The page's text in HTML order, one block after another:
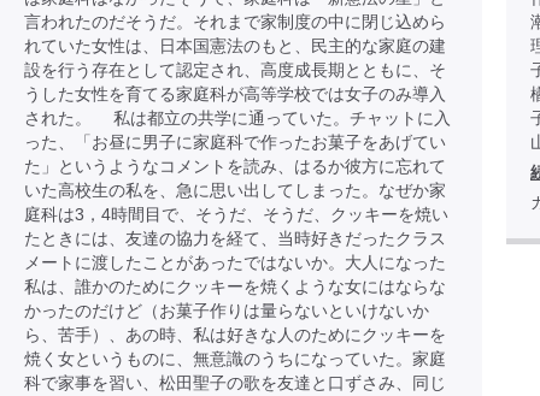
言われたのだそうだ。それまで家制度の中に閉じ込めら
れていた女性は、日本国憲法のもと、民主的な家庭の建
設を行う存在として認定され、高度成長期とともに、そ
うした女性を育てる家庭科が高等学校では女子のみ導入
された。 私は都立の共学に通っていた。チャットに入
った、「お昼に男子に家庭科で作ったお菓子をあげてい
た」というようなコメントを読み、はるか彼方に忘れて
いた高校生の私を、急に思い出してしまった。なぜか家
庭科は3，4時間目で、そうだ、そうだ、クッキーを焼い
たときには、友達の協力を経て、当時好きだったクラス
メートに渡したことがあったではないか。大人になった
私は、誰かのためにクッキーを焼くような女にはならな
かったのだけど（お菓子作りは量らないといけないか
ら、苦手）、あの時、私は好きな人のためにクッキーを
焼く女というものに、無意識のうちになっていた。家庭
科で家事を習い、松田聖子の歌を友達と口ずさみ、同じ